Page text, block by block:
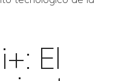
El